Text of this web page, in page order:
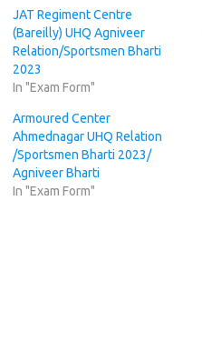
JAT Regiment Centre
(Bareilly) UHQ Agniveer
Relation/Sportsmen Bharti
2023
In "Exam Form"
Armoured Center
Ahmednagar UHQ Relation
/Sportsmen Bharti 2023/
Agniveer Bharti
In "Exam Form"